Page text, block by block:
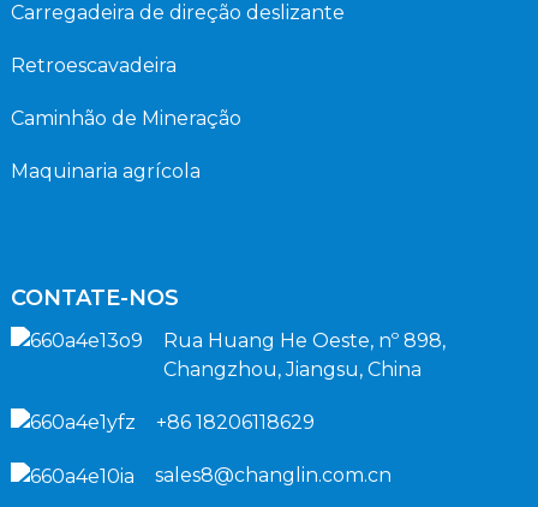
Carregadeira de direção deslizante
Retroescavadeira
Caminhão de Mineração
Maquinaria agrícola
CONTATE-NOS
Rua Huang He Oeste, nº 898,
Changzhou, Jiangsu, China
+86 18206118629
sales8@changlin.com.cn